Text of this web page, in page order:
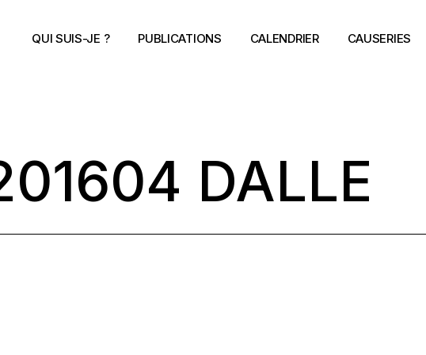
QUI SUIS-JE ? PUBLICATIONS CALENDRIER CAUSERIES
DALLE